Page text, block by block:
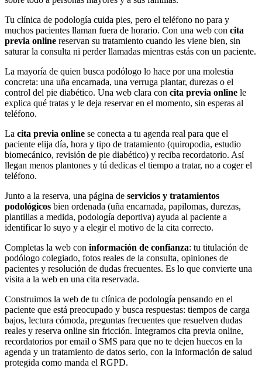
Tu clínica de podología cuida pies, pero el teléfono no para y
muchos pacientes llaman fuera de horario. Con una web con cita
previa online reservan su tratamiento cuando les viene bien, sin
saturar la consulta ni perder llamadas mientras estás con un paciente.
La mayoría de quien busca podólogo lo hace por una molestia
concreta: una uña encarnada, una verruga plantar, durezas o el
control del pie diabético. Una web clara con cita previa online le
explica qué tratas y le deja reservar en el momento, sin esperas al
teléfono.
La cita previa online se conecta a tu agenda real para que el
paciente elija día, hora y tipo de tratamiento (quiropodia, estudio
biomecánico, revisión de pie diabético) y reciba recordatorio. Así
llegan menos plantones y tú dedicas el tiempo a tratar, no a coger el
teléfono.
Junto a la reserva, una página de servicios y tratamientos
podológicos bien ordenada (uña encarnada, papilomas, durezas,
plantillas a medida, podología deportiva) ayuda al paciente a
identificar lo suyo y a elegir el motivo de la cita correcto.
Completas la web con información de confianza: tu titulación de
podólogo colegiado, fotos reales de la consulta, opiniones de
pacientes y resolución de dudas frecuentes. Es lo que convierte una
visita a la web en una cita reservada.
Construimos la web de tu clínica de podología pensando en el
paciente que está preocupado y busca respuestas: tiempos de carga
bajos, lectura cómoda, preguntas frecuentes que resuelven dudas
reales y reserva online sin fricción. Integramos cita previa online,
recordatorios por email o SMS para que no te dejen huecos en la
agenda y un tratamiento de datos serio, con la información de salud
protegida como manda el RGPD.